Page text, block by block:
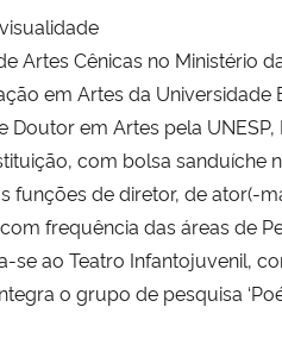
Artes Cênicas no Ministério
em Artes da Universidade
em Artes pela UNESP,
com bolsa sanduíche
funções de diretor, de ator(-
frequência das áreas de
se ao Teatro Infantojuvenil,
o grupo de pesquisa